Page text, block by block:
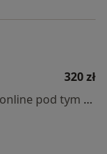
320 zł
Specjalista nie oferuje umawiania online pod tym adresem.